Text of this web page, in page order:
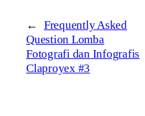
←
Frequently Asked
Question Lomba
Fotografi dan Infografis
Claproyex #3